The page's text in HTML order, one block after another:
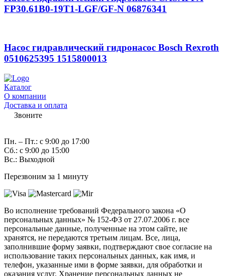
FP30.61B0-19T1-LGF/GF-N 06876341
Насос гидравлический гидронасос Bosch Rexroth
0510625395 1515800013
Каталог
О компании
Доставка и оплата
Звоните
Пн. – Пт.: с 9:00 до 17:00
Сб.: с 9:00 до 15:00
Вс.: Выходной
Перезвоним за 1 минуту
Во исполнение требований Федерального закона «О
персональных данных» № 152-ФЗ от 27.07.2006 г. все
персональные данные, полученные на этом сайте, не
хранятся, не передаются третьим лицам. Все, лица,
заполнившие форму заявки, подтверждают свое согласие на
использование таких персональных данных, как имя, и
телефон, указанные ими в форме заявки, для обработки и
оказания услуг. Хранение персональных данных не